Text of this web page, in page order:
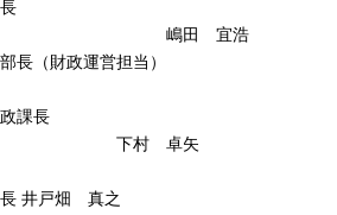
宜浩
政運営担当）
卓矢
真之